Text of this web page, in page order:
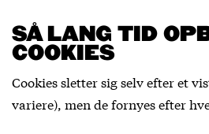
SÅ LANG TID
COOKIES
Cookies sletter sig selv efter et
variere), men de fornyes efter